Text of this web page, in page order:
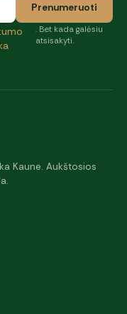
Prenumeruoti
. Bet kada galėsiu
atsisakyti.
Kaune. Aukštosios